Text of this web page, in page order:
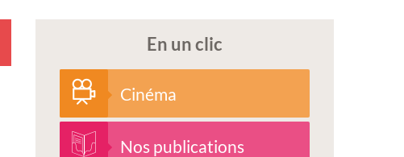
En un clic
Cinéma
Nos publications